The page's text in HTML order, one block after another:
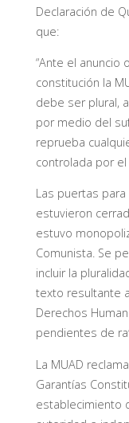
Declaración de
que:
“Ante el anuncio
constitución la
debe ser plural,
por medio del
reprueba
controlada por el
Las puertas
estuvieron
estuvo
Comunista. Se
incluir la
texto resultante
Derechos
pendientes de
La MUAD
Garantías
establecimiento